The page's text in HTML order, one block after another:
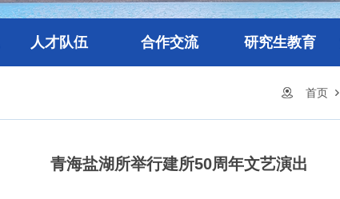
人才队伍 合作交流 研究生教育
首页
青海盐湖所举行建所50周年文艺演出